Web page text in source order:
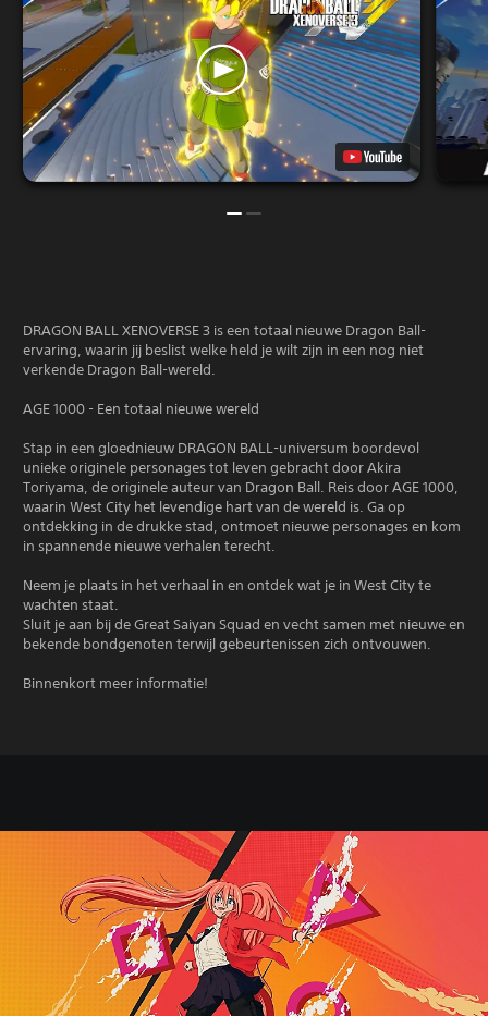
DRAGON BALL XENOVERSE 3 is een totaal nieuwe Dragon Ball-
ervaring, waarin jij beslist welke held je wilt zijn in een nog niet
verkende Dragon Ball-wereld.
AGE 1000 - Een totaal nieuwe wereld
Stap in een gloednieuw DRAGON BALL-universum boordevol
unieke originele personages tot leven gebracht door Akira
Toriyama, de originele auteur van Dragon Ball. Reis door AGE 1000,
waarin West City het levendige hart van de wereld is. Ga op
ontdekking in de drukke stad, ontmoet nieuwe personages en kom
in spannende nieuwe verhalen terecht.
Neem je plaats in het verhaal in en ontdek wat je in West City te
wachten staat.
Sluit je aan bij de Great Saiyan Squad en vecht samen met nieuwe en
bekende bondgenoten terwijl gebeurtenissen zich ontvouwen.
Binnenkort meer informatie!